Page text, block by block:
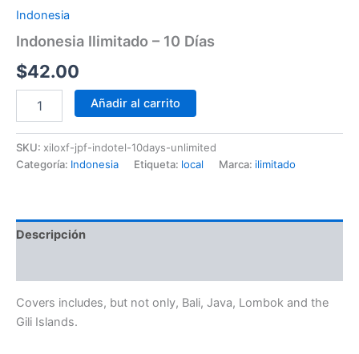
Indonesia
Indonesia Ilimitado – 10 Días
$42.00
Añadir al carrito
SKU: xiloxf-jpf-indotel-10days-unlimited
Categoría: Indonesia Etiqueta: local Marca: ilimitado
Descripción
Covers includes, but not only, Bali, Java, Lombok and the
Gili Islands.